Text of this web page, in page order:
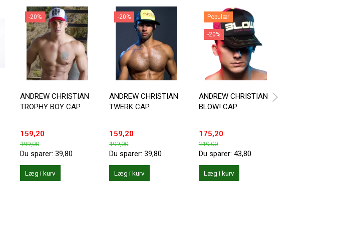
-20%
ANDREW CHRISTIAN
TROPHY BOY CAP
159,20
199,00
Du sparer: 39,80
Læg i kurv
-20%
ANDREW CHRISTIAN
TWERK CAP
159,20
199,00
Du sparer:39,80
Læg i kurv
Populær
-20%
ANDREW CHRISTIAN
BLOW! CAP
175,20
219,00
Du sparer: 43,80
Læg i kurv